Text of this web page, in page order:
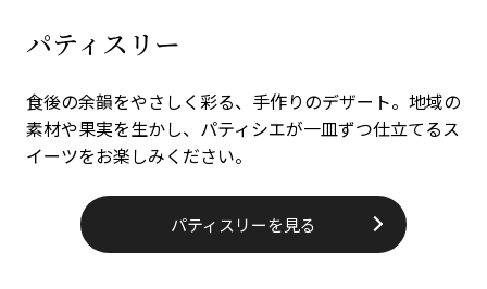
パティスリー
食後の余韻をやさしく彩る、手作りのデザート。地域の
素材や果実を生かし、パティシエが一皿ずつ仕立てるス
イーツをお楽しみください。
パティスリーを見る